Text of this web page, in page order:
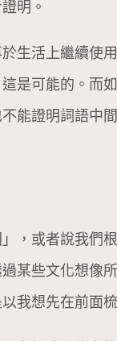
明。
生活上繼續使
是可能的。而
能證明詞語中
，或者說我們
某些文化想像
我想先在前面